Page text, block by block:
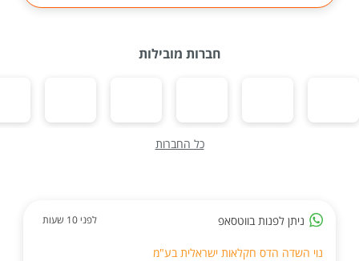
חברות מובילות
כל החברות
ניתן לפנות בווטסאפ לפני 10 שעות
נוי השדה הדס חקלאות ישראלית בע"מ